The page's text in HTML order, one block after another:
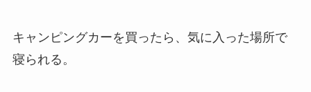
キャンピングカーを買ったら、気に入った場所で
寝られる。